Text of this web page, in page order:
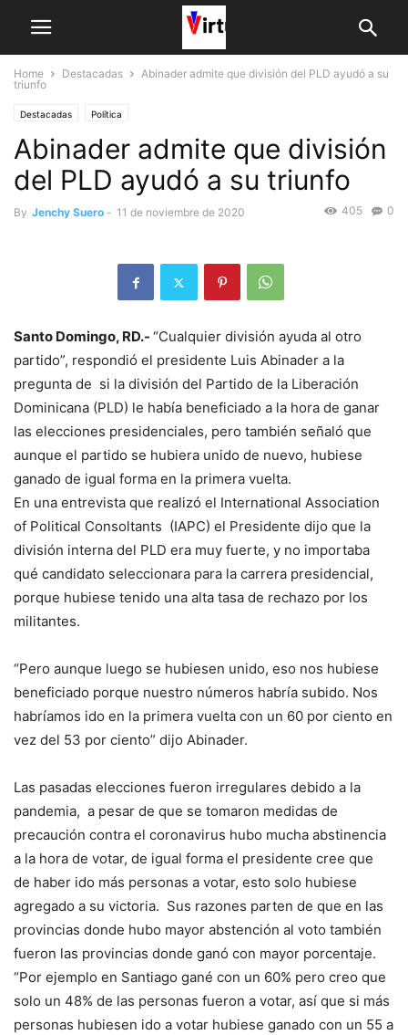
Home Destacadas
Abinader admite que división del PLD ayudó a su
triunfo
Destacadas Política
Abinader admite que división
del PLD ayudó a su triunfo
By Jenchy Suero - 11 de noviembre de 2020 0
405
Santo Domingo, RD.- “Cualquier división ayuda al otro
partido”, respondió el presidente Luis Abinader a la
pregunta de si la división del Partido de la Liberación
Dominicana (PLD) le había beneficiado a la hora de ganar
las elecciones presidenciales, pero también señaló que
aunque el partido se hubiera unido de nuevo, hubiese
ganado de igual forma en la primera vuelta.
En una entrevista que realizó el International Association
of Political Consoltants (IAPC) el Presidente dijo que la
división interna del PLD era muy fuerte, y no importaba
qué candidato seleccionara para la carrera presidencial,
porque hubiese tenido una alta tasa de rechazo por los
militantes.
“Pero aunque luego se hubiesen unido, eso nos hubiese
beneficiado porque nuestro números habría subido. Nos
habríamos ido en la primera vuelta con un 60 por ciento en
vez del 53 por ciento” dijo Abinader.
Las pasadas elecciones fueron irregulares debido a la
pandemia, a pesar de que se tomaron medidas de
precaución contra el coronavirus hubo mucha abstinencia
a la hora de votar, de igual forma el presidente cree que
de haber ido más personas a votar, esto solo hubiese
agregado a su victoria. Sus razones parten de que en las
provincias donde hubo mayor abstención al voto también
fueron las provincias donde ganó con mayor porcentaje.
“Por ejemplo en Santiago gané con un 60% pero creo que
solo un 48% de las personas fueron a votar, así que si más
personas hubiesen ido a votar hubiese ganado con un 55 a